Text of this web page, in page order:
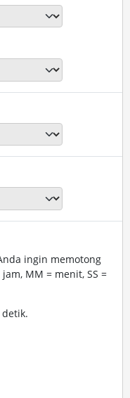
ingin memotong
MM = menit, SS =